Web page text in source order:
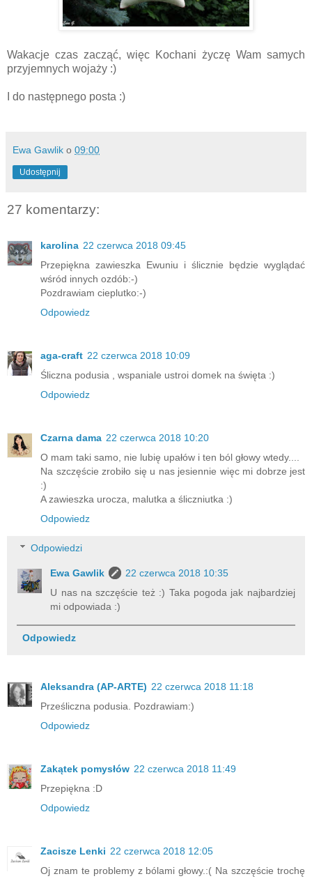
Wakacje czas zacząć, więc Kochani życzę Wam samych
przyjemnych wojaży :)
I do następnego posta :)
Ewa Gawlik o 09:00
Udostępnij
27 komentarzy:
karolina 22 czerwca 2018 09:45
Przepiękna zawieszka Ewuniu i ślicznie będzie wyglądać
wśród innych ozdób:-)
Pozdrawiam cieplutko:-)
Odpowiedz
aga-craft 22 czerwca 2018 10:09
Śliczna podusia , wspaniale ustroi domek na święta :)
Odpowiedz
Czarna dama 22 czerwca 2018 10:20
O mam taki samo, nie lubię upałów i ten ból głowy wtedy....
Na szczęście zrobiło się u nas jesiennie więc mi dobrze jest
:)
A zawieszka urocza, malutka a śliczniutka :)
Odpowiedz
Odpowiedzi
Ewa Gawlik
22 czerwca 2018 10:35
U nas na szczęście też :) Taka pogoda jak najbardziej
mi odpowiada :)
Odpowiedz
Aleksandra (AP-ARTE) 22 czerwca 2018 11:18
Prześliczna podusia. Pozdrawiam:)
Odpowiedz
Zakątek pomysłów 22 czerwca 2018 11:49
Przepiękna :D
Odpowiedz
Zacisze Lenki 22 czerwca 2018 12:05
Oj znam te problemy z bólami głowy.:( Na szczęście trochę